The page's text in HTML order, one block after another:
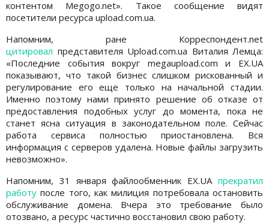
контентом Megogo.net». Такое сообщение видят
посетители ресурса upload.com.ua.
Напомним, ране Корреспондент.net
цитировал представителя Upload.com.ua Виталия Лемца:
«Последние события вокруг megaupload.com и EX.UA
показывают, что такой бизнес слишком рискованный и
регулирование его еще только на начальной стадии.
Именно поэтому нами принято решение об отказе от
предоставления подобных услуг до момента, пока не
станет ясна ситуация в законодательном поле. Сейчас
работа сервиса полностью приостановлена. Вся
информация с серверов удалена. Новые файлы загрузить
невозможно».
Напомним, 31 января файлообменник EX.UA прекратил
работу после того, как милиция потребовала остановить
обслуживание домена. Вчера это требование было
отозвано, а ресурс частично восстановил свою работу.